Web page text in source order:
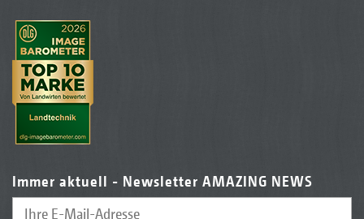
Immer aktuell - Newsletter AMAZING NEWS